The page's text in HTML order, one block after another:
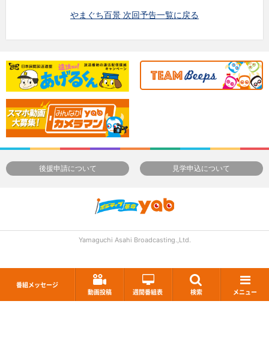
番組メッセージ
動画投稿
週間番組表 検索 メニュー
やまぐち百景 次回予告一覧に戻る
後援申請について 見学申込について
Yamaguchi Asahi Broadcasting.,Ltd.